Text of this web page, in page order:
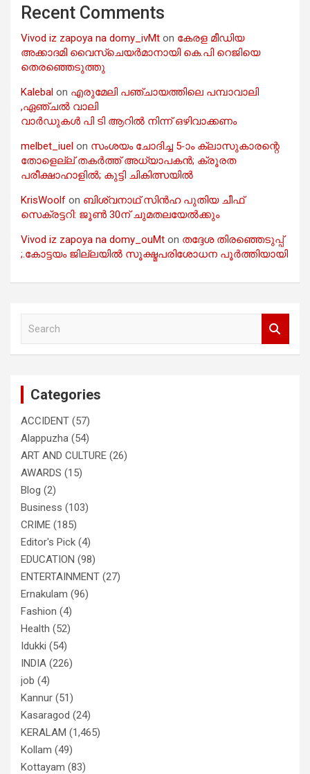
Recent Comments
Vivod iz zapoya na domy_ivMt on കേരള മീഡിയ
അക്കാദമി വൈസ്ചെയർമാനായി കെ.പി റെജിയെ
തെരഞ്ഞെടുത്തു
Kalebal on എരുമേലി പഞ്ചായത്തിലെ പമ്പാവാലി
,ഏഞ്ചൽ വാലി
വാർഡുകൾ പി ടി ആറിൽ നിന്ന് ഒഴിവാക്കണം
melbet_iuel on സംശയം ചോദിച്ച 5-ാം ക്ലാസുകാരന്റെ
തോളെല്ല് തകർത്ത് അധ്യാപകൻ; ക്രൂരത
പരീക്ഷാഹാളിൽ; കുട്ടി ചികിത്സയിൽ
KrisWoolf on ബിശ്വനാഥ് സിൻഹ പുതിയ ചീഫ്
സെക്രട്ടറി: ജൂൺ 30ന് ചുമതലയേൽക്കും
Vivod iz zapoya na domy_ouMt on തദ്ദേശ തിരഞ്ഞെടുപ്പ്
;.കോട്ടയം ജില്ലയിൽ സൂക്ഷ്മപരിശോധന പൂർത്തിയായി
Categories
ACCIDENT (57)
Alappuzha (54)
ART AND CULTURE (26)
AWARDS (15)
Blog (2)
Business (103)
CRIME (185)
Editor's Pick (4)
EDUCATION (98)
ENTERTAINMENT (27)
Ernakulam (96)
Fashion (4)
Health (52)
Idukki (54)
INDIA (226)
job (4)
Kannur (51)
Kasaragod (24)
KERALAM (1,465)
Kollam (49)
Kottayam (83)